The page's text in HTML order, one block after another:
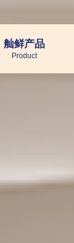
舢鲜产品
Product